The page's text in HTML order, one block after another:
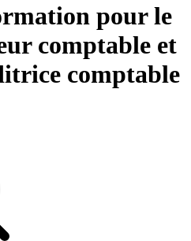
pour le
comptable et
comptable